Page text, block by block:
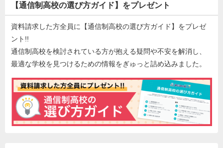
【通信制高校の選び方ガイド】をプレゼント
資料請求した方全員に【通信制高校の選び方ガイド】をプレゼ
ント!!
通信制高校を検討されている方が抱える疑問や不安を解消し、
最適な学校を見つけるための情報をぎゅっと詰め込みました。